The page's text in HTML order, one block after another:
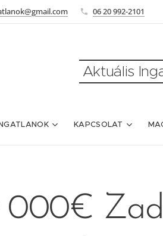
06 20 992-2101
Aktuális
KAPCSOLAT
000€